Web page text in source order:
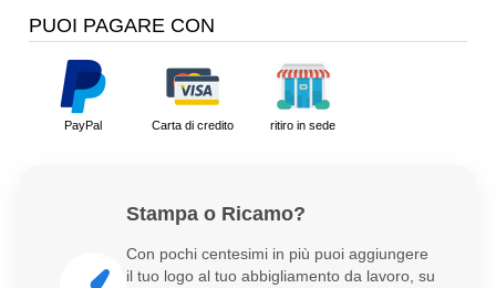
PUOI PAGARE CON
PayPal Carta di credito ritiro in sede
Stampa o Ricamo?
Con pochi centesimi in più puoi aggiungere
il tuo logo al tuo abbigliamento da lavoro, su